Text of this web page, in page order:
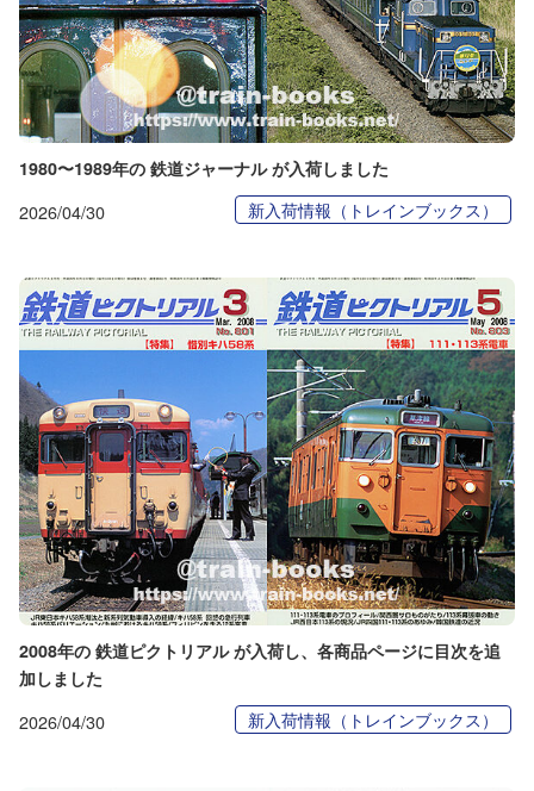
1980〜1989年の 鉄道ジャーナル が入荷しました
2026/04/30 新入荷情報（トレインブックス）
2008年の 鉄道ピクトリアル が入荷し、各商品ページに目次を追
加しました
2026/04/30 新入荷情報（トレインブックス）